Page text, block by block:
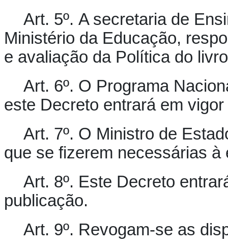
Art. 5º. A secretaria de
Ministério da Educação,
e avaliação da Política do
Art. 6º. O Programa
este Decreto entrará em
Art. 7º. O Ministro de
que se fizerem necessárias
Art. 8º. Este Decreto
publicação.
Art. 9º. Revogam-se as